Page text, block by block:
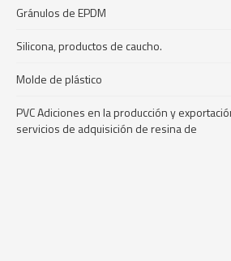
Gránulos de EPDM
Silicona, productos de caucho.
Molde de plástico
PVC Adiciones en la producción y
servicios de adquisición de resina de